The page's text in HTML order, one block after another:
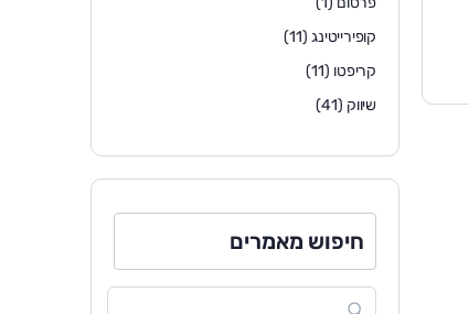
קופירייטינג(11)
קריפטו (11)
שיווק (41)
חיפוש מאמרים